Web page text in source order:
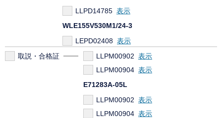
LLPD14785
WLE155V530M1/24-3
LEPD02408
取説・合格証
LLPM00902
LLPM00904
E71283A-05L
LLPM00902
LLPM00904